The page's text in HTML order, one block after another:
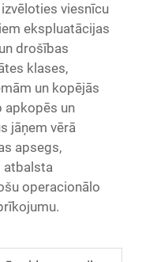
viesnīcu
ekspluatācijas
drošības
klases,
un kopējās
apkopēs un
jāņem vērā
apsegs,
atbalsta
operacionālo